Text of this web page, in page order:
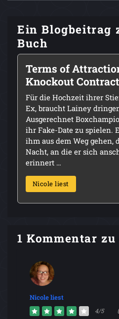
Ein Blogbeitrag
Buch
Terms of
Knockout Contract
Für die Hochzeit ihrer
Ex, braucht Lainey
Ausgerechnet
ihr Fake-Date zu spielen.
ihm aus dem Weg gehen,
Nacht, an die er sich
erinnert …
Nicole liest
1 Kommentar
Nicole liest
4/5